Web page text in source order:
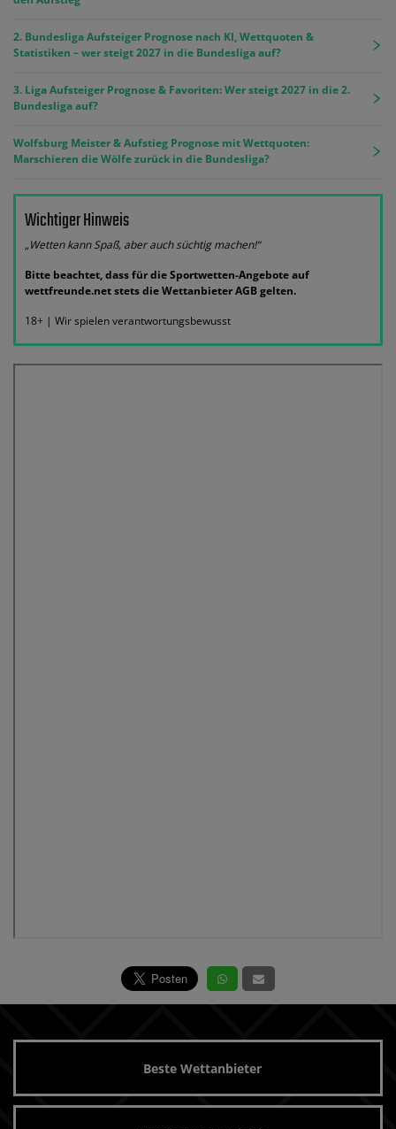
2. Bundesliga Aufsteiger Prognose nach KI, Wettquoten &
Statistiken – wer steigt 2027 in die Bundesliga auf?
3. Liga Aufsteiger Prognose & Favoriten: Wer steigt 2027 in die 2.
Bundesliga auf?
Wolfsburg Meister & Aufstieg Prognose mit Wettquoten:
Marschieren die Wölfe zurück in die Bundesliga?
Wichtiger Hinweis
„Wetten kann Spaß, aber auch süchtig machen!“
Bitte beachtet, dass für die Sportwetten-Angebote auf
wettfreunde.net stets die Wettanbieter AGB gelten.
18+ | Wir spielen verantwortungsbewusst
Beste Wettanbieter